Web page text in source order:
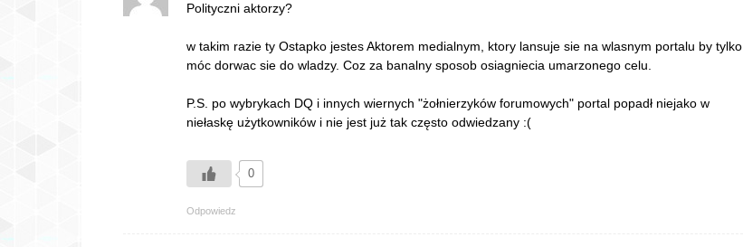
Polityczni aktorzy?
w takim razie ty Ostapko jestes Aktorem medialnym, ktory lansuje sie na wlasnym portalu by tylko
móc dorwac sie do wladzy. Coz za banalny sposob osiagniecia umarzonego celu.
P.S. po wybrykach DQ i innych wiernych "żołnierzyków forumowych" portal popadł niejako w
niełaskę użytkowników i nie jest już tak często odwiedzany :(
0
Odpowiedz